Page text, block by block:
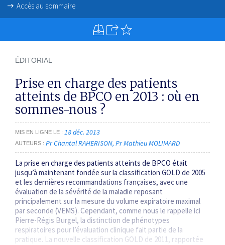
Accès au sommaire
ÉDITORIAL
Prise en charge des patients
atteints de BPCO en 2013 : où en
sommes-nous ?
MIS EN LIGNE LE 18 déc. 2013
AUTEURS Pr Chantal RAHERISON Pr Mathieu MOLIMARD
La prise en charge des patients atteints de BPCO était
jusqu’à maintenant fondée sur la classification GOLD de 2005
et les dernières recommandations françaises, avec une
évaluation de la sévérité de la maladie reposant
principalement sur la mesure du volume expiratoire maximal
par seconde (VEMS). Cependant, comme nous le rappelle ici
Pierre-Régis Burgel, la distinction de phénotypes
respiratoires pour l’évaluation clinique fait partie de la
pratique. La nouvelle classification GOLD de 2011, rapportée